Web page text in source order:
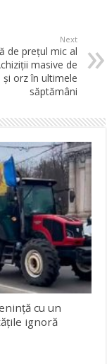
Next
de prețul mic al
masive de
orz în ultimele
săptămâni
cu un
ignoră